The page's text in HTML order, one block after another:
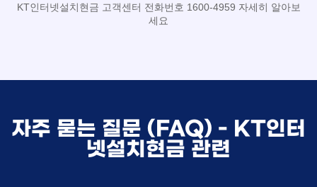
KT인터넷설치현금 고객센터 전화번호 1600-4959 자세히 알아보
세요
자주 묻는 질문 (FAQ) - KT인터
넷설치현금 관련